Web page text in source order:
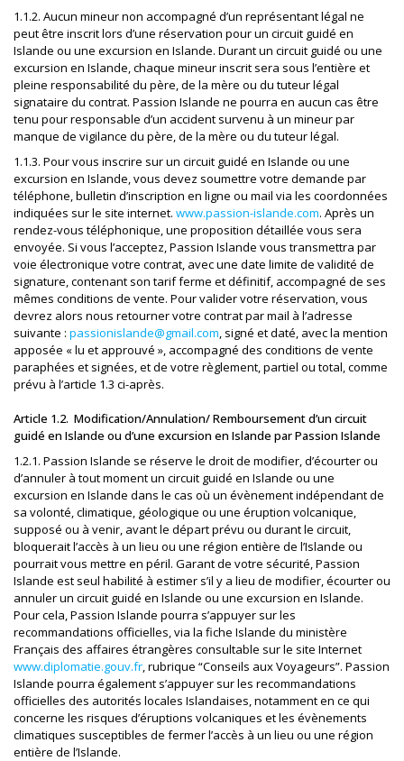
1.1.2. Aucun mineur non accompagné d’un représentant légal ne
peut être inscrit lors d’une réservation pour un circuit guidé en
Islande ou une excursion en Islande. Durant un circuit guidé ou une
excursion en Islande, chaque mineur inscrit sera sous l’entière et
pleine responsabilité du père, de la mère ou du tuteur légal
signataire du contrat. Passion Islande ne pourra en aucun cas être
tenu pour responsable d’un accident survenu à un mineur par
manque de vigilance du père, de la mère ou du tuteur légal.
1.1.3. Pour vous inscrire sur un circuit guidé en Islande ou une
excursion en Islande, vous devez soumettre votre demande par
téléphone, bulletin d’inscription en ligne ou mail via les coordonnées
indiquées sur le site internet. www.passion-islande.com. Après un
rendez-vous téléphonique, une proposition détaillée vous sera
envoyée. Si vous l’acceptez, Passion Islande vous transmettra par
voie électronique votre contrat, avec une date limite de validité de
signature, contenant son tarif ferme et définitif, accompagné de ses
mêmes conditions de vente. Pour valider votre réservation, vous
devrez alors nous retourner votre contrat par mail à l’adresse
suivante : passionislande@gmail.com, signé et daté, avec la mention
apposée « lu et approuvé », accompagné des conditions de vente
paraphées et signées, et de votre règlement, partiel ou total, comme
prévu à l’article 1.3 ci-après.
Article 1.2. Modification/Annulation/ Remboursement d’un circuit
guidé en Islande ou d’une excursion en Islande par Passion Islande
1.2.1. Passion Islande se réserve le droit de modifier, d’écourter ou
d’annuler à tout moment un circuit guidé en Islande ou une
excursion en Islande dans le cas où un évènement indépendant de
sa volonté, climatique, géologique ou une éruption volcanique,
supposé ou à venir, avant le départ prévu ou durant le circuit,
bloquerait l’accès à un lieu ou une région entière de l’Islande ou
pourrait vous mettre en péril. Garant de votre sécurité, Passion
Islande est seul habilité à estimer s’il y a lieu de modifier, écourter ou
annuler un circuit guidé en Islande ou une excursion en Islande.
Pour cela, Passion Islande pourra s’appuyer sur les
recommandations officielles, via la fiche Islande du ministère
Français des affaires étrangères consultable sur le site Internet
www.diplomatie.gouv.fr, rubrique “Conseils aux Voyageurs”. Passion
Islande pourra également s’appuyer sur les recommandations
officielles des autorités locales Islandaises, notamment en ce qui
concerne les risques d’éruptions volcaniques et les évènements
climatiques susceptibles de fermer l’accès à un lieu ou une région
entière de l’Islande.